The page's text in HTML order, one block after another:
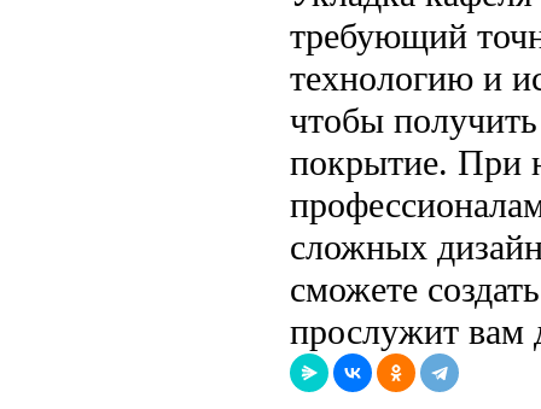
требующий
технологию и
чтобы
покрытие. При
сложных
сможете
прослужит вам